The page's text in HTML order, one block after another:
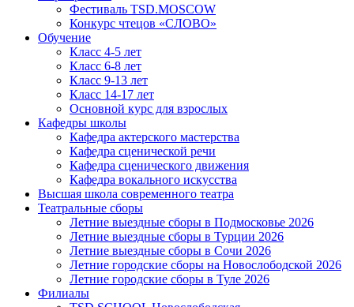
Фестиваль TSD.MOSCOW
Конкурс чтецов «СЛОВО»
Обучение
Класс 4-5 лет
Класс 6-8 лет
Класс 9-13 лет
Класс 14-17 лет
Основной курс для взрослых
Кафедры школы
Кафедра актерского мастерства
Кафедра сценической речи
Кафедра сценического движения
Кафедра вокального искусства
Высшая школа современного театра
Театральные сборы
Летние выездные сборы в Подмосковье 2026
Летние выездные сборы в Турции 2026
Летние выездные сборы в Сочи 2026
Летние городские сборы на Новослободской 2026
Летние городские сборы в Туле 2026
Филиалы